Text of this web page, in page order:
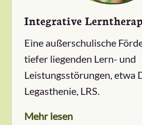
Integrative
Eine außerschulische
tiefer liegenden Lern- und
Leistungsstörungen, etwa
Legasthenie, LRS.
Mehr lesen